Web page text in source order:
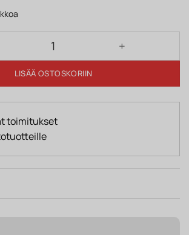
132 €.
harmaa määrä
LISÄÄ OSTOSKORIIN
toimitukset